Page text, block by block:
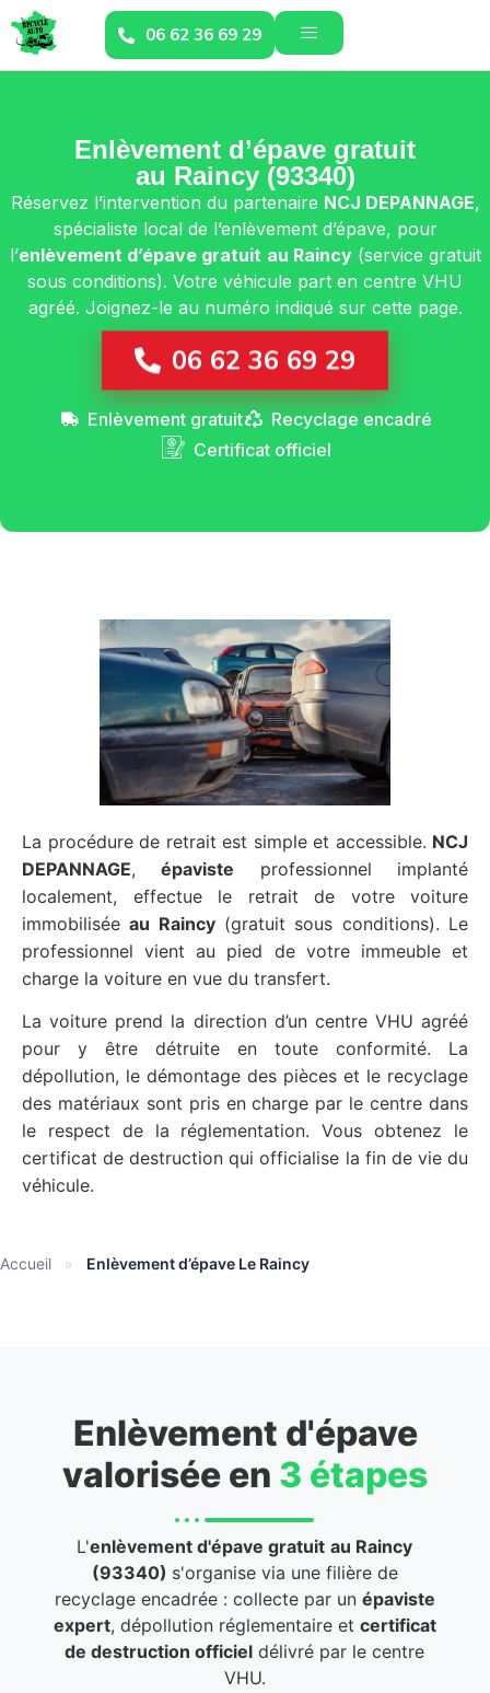
06 62 36 69 29
Enlèvement d’épave gratuit
au Raincy (93340)
Réservez l’intervention du partenaire NCJ DEPANNAGE,
spécialiste local de l’enlèvement d’épave, pour
l’enlèvement d’épave gratuit au Raincy(service gratuit
sous conditions). Votre véhicule part en centre VHU
agréé. Joignez-le au numéro indiqué sur cette page.
06 62 36 69 29
Enlèvement gratuit
Recyclage encadré
Certificat officiel
La procédure de retrait est simple et accessible. NCJ
DEPANNAGE,épaviste professionnel implanté
localement, effectue le retrait de votre voiture
immobiliséeau Raincy(gratuit sous conditions). Le
professionnel vient au pied de votre immeuble et
charge la voiture en vue du transfert.
La voiture prend la direction d’un centre VHU agréé
pour y être détruite en toute conformité. La
dépollution, le démontage des pièces et le recyclage
des matériaux sont pris en charge par le centre dans
le respect de la réglementation. Vous obtenez le
certificat de destruction qui officialise la fin de vie du
véhicule.
Accueil » Enlèvement d’épave Le Raincy
Enlèvement d'épave
valorisée en 3 étapes
L'enlèvement d'épave gratuit au Raincy
(93340) s'organise via une filière de
recyclage encadrée : collecte par un épaviste
expert, dépollution réglementaire et certificat
de destruction officiel délivré par le centre
VHU.